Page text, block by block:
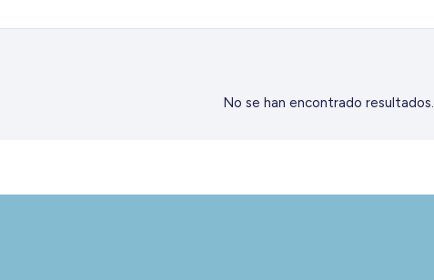
No se han encontrado resultados.